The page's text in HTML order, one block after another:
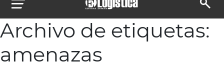
Archivo de etiquetas:
amenazas